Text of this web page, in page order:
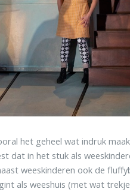
het geheel wat indruk
dat in het stuk als
weeskinderen ook de
als weeshuis (met wat